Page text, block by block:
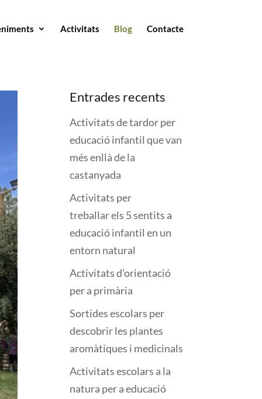
Activitats Blog Contacte
Entrades recents
Activitats de tardor per
educació infantil que van
més enllà de la
castanyada
Activitats per
treballar els 5 sentits a
educació infantil en un
entorn natural
Activitats d’orientació
per a primària
Sortides escolars per
descobrir les plantes
aromàtiques i medicinals
Activitats escolars a la
natura per a educació